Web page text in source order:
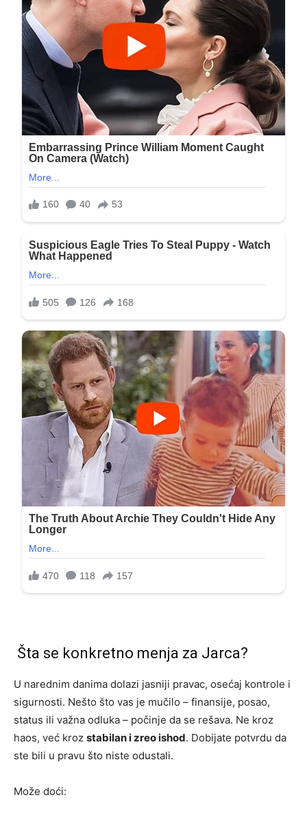
Šta se konkretno menja za Jarca?
U narednim danima dolazi jasniji pravac, osećaj kontrole i
sigurnosti. Nešto što vas je mučilo – finansije, posao,
status ili važna odluka – počinje da se rešava. Ne kroz
haos, već kroz stabilan i zreo ishod. Dobijate potvrdu da
ste bili u pravu što niste odustali.
Može doći: